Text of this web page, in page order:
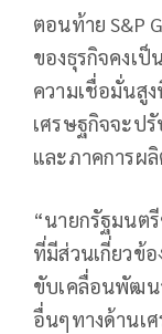
ตอนท้าย S&P
ของธุรกิจคงเ
ความเชื่อมั่นสู
เศรษฐกิจจะป
และภาคการผ
“นายกรัฐมนต
ที่มีส่วนเกี่ยวข้
ขับเคลื่อนพัฒน
อื่นๆทางด้านเ